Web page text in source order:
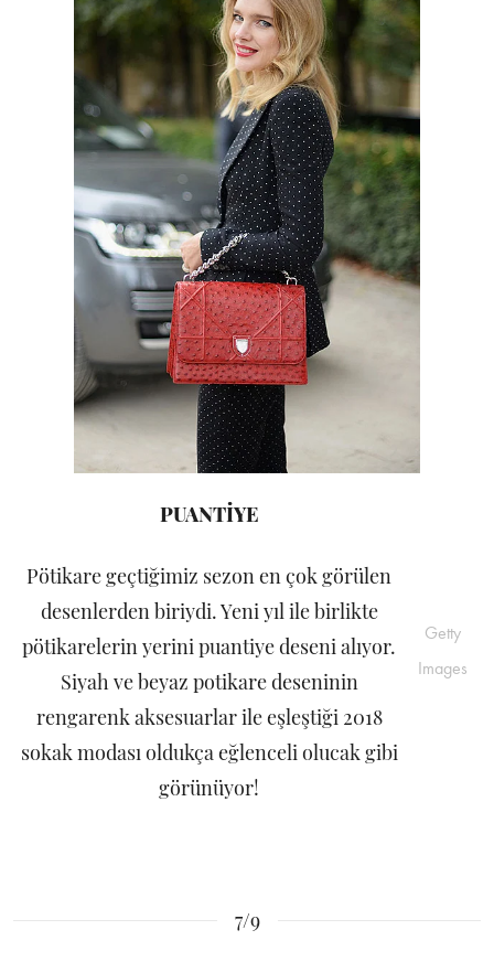
PUANTİYE
Pötikare geçtiğimiz sezon en çok görülen
desenlerden biriydi. Yeni yıl ile birlikte
pötikarelerin yerini puantiye deseni alıyor.
Siyah ve beyaz potikare deseninin
rengarenk aksesuarlar ile eşleştiği 2018
sokak modası oldukça eğlenceli olucak gibi
görünüyor!
Getty
Images
7/9